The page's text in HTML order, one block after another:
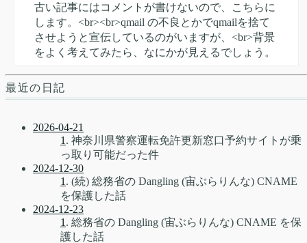
古い記事にはコメントが書けないので、こちらに
します。<br><br>qmail の不良とかでqmailを捨て
させようと宣伝しているのがいますが、<br>背景
をよく考えてみたら、なにかが見えるでしょう。
最近の日記
2026-04-21
1 . 神奈川県警察運転免許更新窓口予約サイトが乗
っ取り可能だった件
2024-12-30
1 . (続) 総務省の Dangling (宙ぶらりんな) CNAME
を保護した話
2024-12-23
1 . 総務省の Dangling (宙ぶらりんな) CNAME を保
護した話